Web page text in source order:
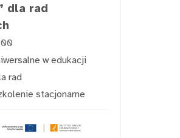
dla rad
w edukacji
rad
stacjonarne